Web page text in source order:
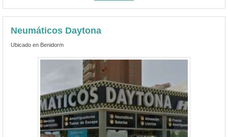
Neumáticos Daytona
Ubicado en Benidorm